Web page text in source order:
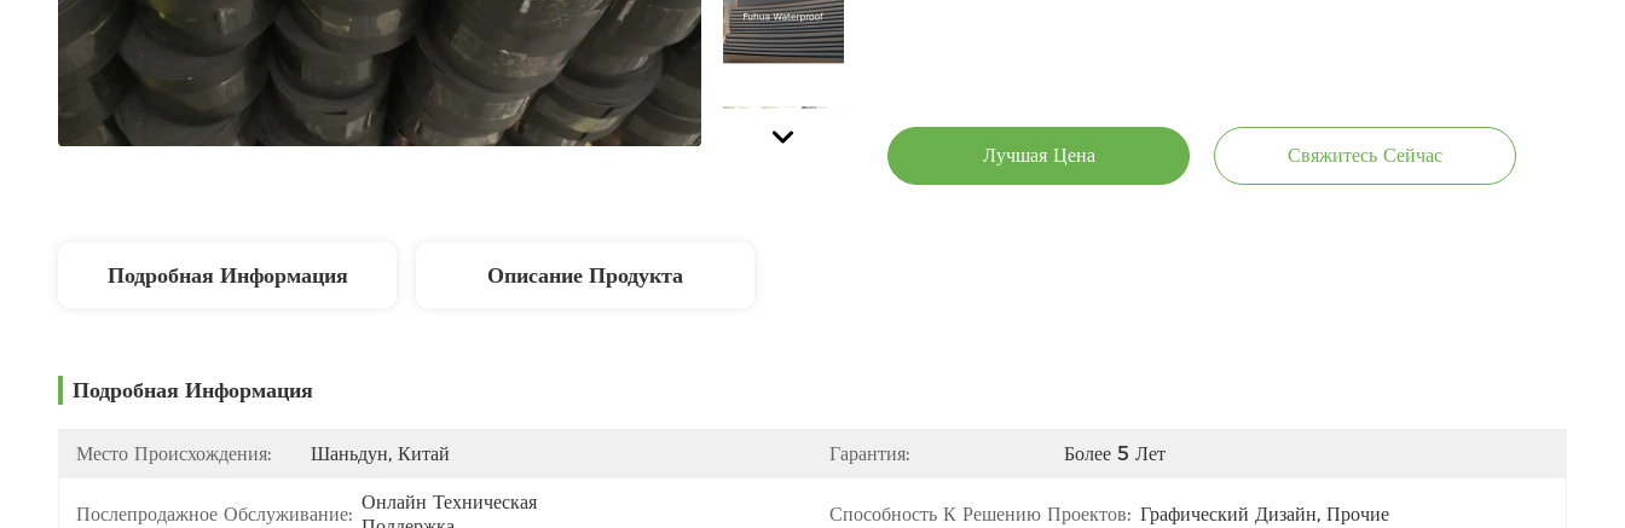
Лучшая Цена Свяжитесь Сейчас
Подробная Информация Описание Продукта
Подробная Информация
Место Происхождения: Шаньдун, Китай Гарантия: Более 5 Лет
Послепродажное Обслуживание:
Онлайн Техническая
Способность К Решению Проектов: Графический Дизайн, Прочие